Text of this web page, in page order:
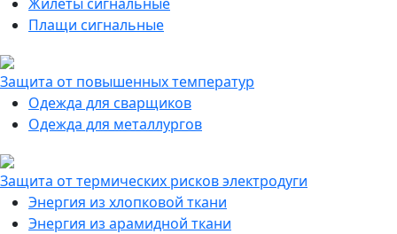
Плащи сигнальные
Защита от повышенных температур
Одежда для сварщиков
Одежда для металлургов
Защита от термических рисков электродуги
Энергия из хлопковой ткани
Энергия из арамидной ткани